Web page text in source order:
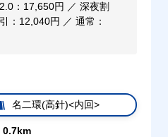
：17,650円 ／ 深夜割
：12,040円 ／ 通常：
名二環(高針)<内回>
0.7km